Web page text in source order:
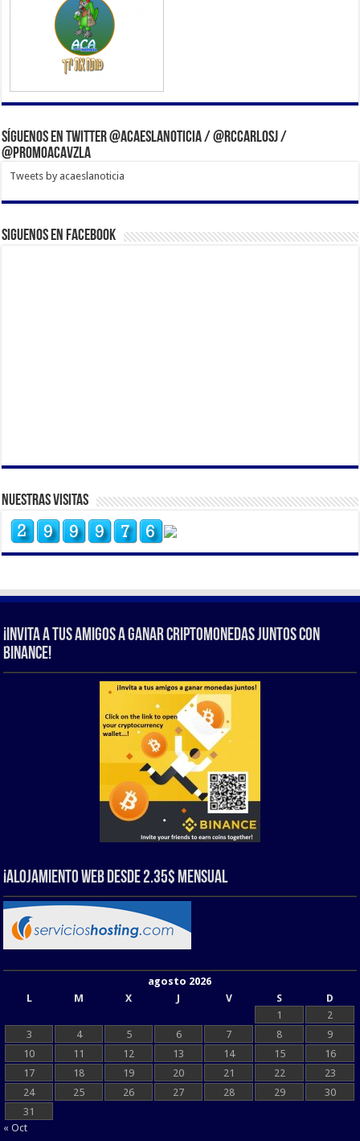
Síguenos en Twitter @acaeslanoticia / @rccarlosj /
@PromoACAVzla
Tweets by acaeslanoticia
Siguenos en Facebook
Nuestras Visitas
¡Invita a tus amigos a ganar criptomonedas juntos con
Binance!
¡Alojamiento web Desde 2.35$ Mensual
agosto 2026
L
M X J V S
D
1
2
3
4 5 6 7 8
9
10
11 12 13 14 15
16
17
18 19 20 21 22
23
24
25 26 27 28 29
30
31
« Oct